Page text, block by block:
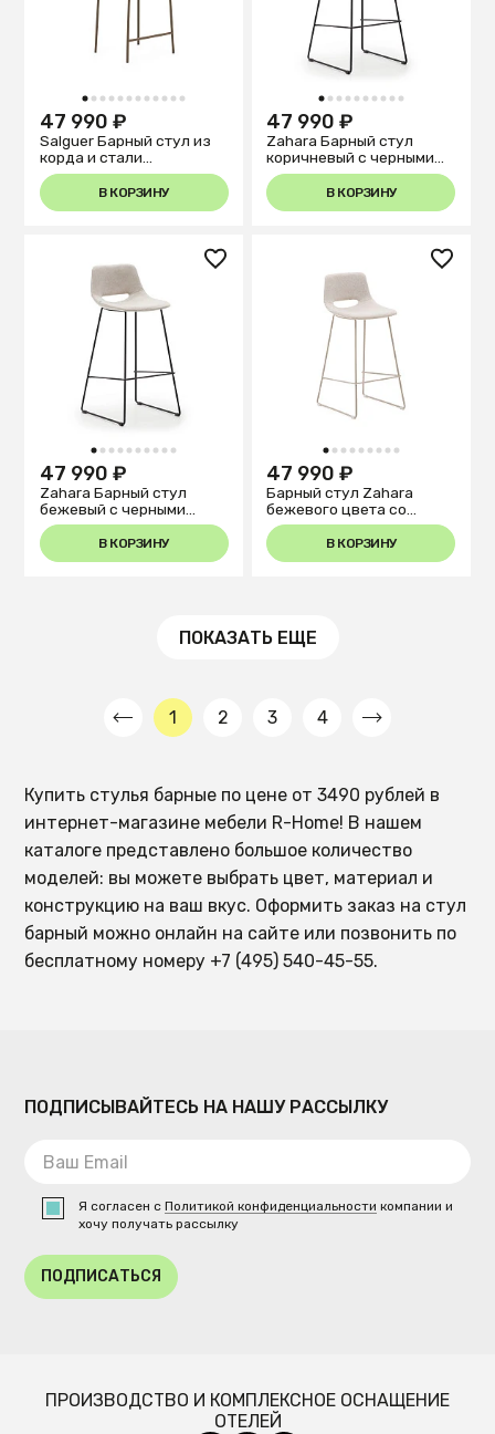
1 2 3 4 5 6 7 8 9 101112
47 990 ₽
Salguer Барный стул из
корда и стали
окрашенный в
коричневый цвет
В КОРЗИНУ
1 2 3 4 5 6 7 8 9 10
47 990 ₽
Zahara Барный стул
коричневый с черными
стальными ножками 76
см
В КОРЗИНУ
1 2 3 4 5 6 7 8 9 10
47 990 ₽
Zahara Барный стул
бежевый с черными
стальными ножками 76
см
В КОРЗИНУ
1 2 3 4 5 6 7 8 9
47 990 ₽
Барный стул Zahara
бежевого цвета со
сталью бежевого цвета
В КОРЗИНУ
ПОКАЗАТЬ ЕЩЕ
1 2 3 4
Купить стулья барные по цене от 3490 рублей в
интернет-магазине мебели R-Home! В нашем
каталоге представлено большое количество
моделей: вы можете выбрать цвет, материал и
конструкцию на ваш вкус. Оформить заказ на стул
барный можно онлайн на сайте или позвонить по
бесплатному номеру +7 (495) 540-45-55.
ПОДПИСЫВАЙТЕСЬ НА НАШУ РАССЫЛКУ
Я согласен сПолитикой конфиденциальности компании и
хочу получать рассылку
ПОДПИСАТЬСЯ
ПРОИЗВОДСТВО И КОМПЛЕКСНОЕ ОСНАЩЕНИЕ
ОТЕЛЕЙ